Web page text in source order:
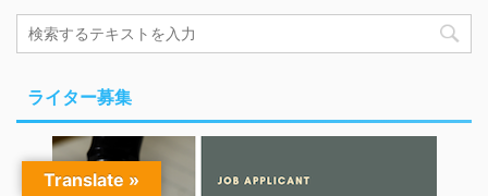
ライター募集
Translate »